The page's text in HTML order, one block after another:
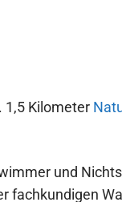
1,5 Kilometer
und
fachkundigen